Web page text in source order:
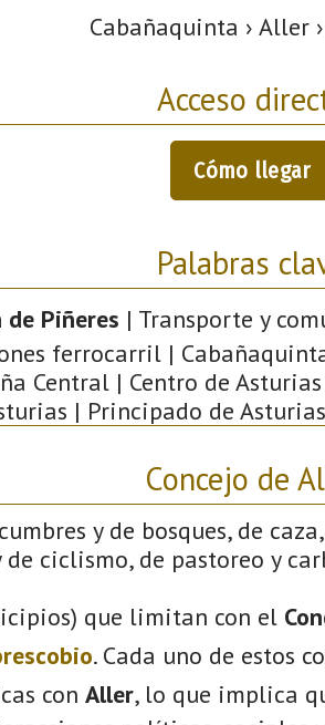
Cabañaquinta › Aller
Acceso
Cómo llegar
Palabras
de Piñeres | Transporte y
ferrocarril |
Central | Centro de
| Principado de
Concejo de
y de bosques, de
de ciclismo, de pastoreo y
que limitan con el
. Cada uno de estos
con Aller, lo que implica